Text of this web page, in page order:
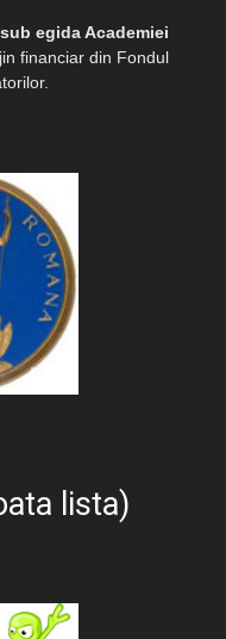
egida Academiei
financiar din Fondul
lista)